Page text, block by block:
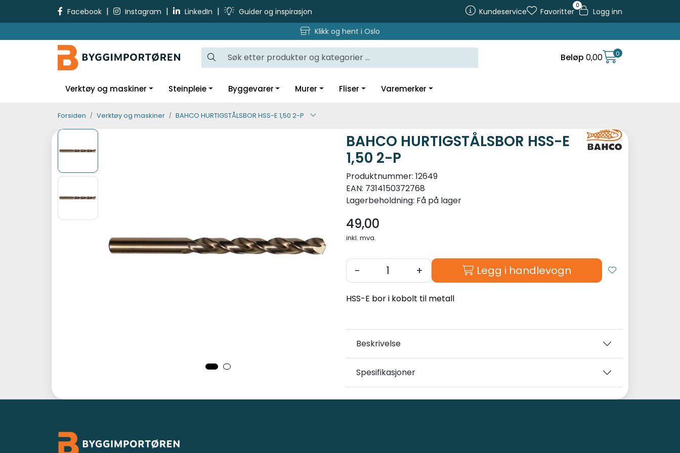
Skip to main content
Facebook | Instagram | LinkedIn | Guider og inspirasjon Kundeservice
0
Favoritter
Logg inn
Klikk og hent i Oslo
Beløp 0,00 0
Verktøy og maskiner Steinpleie Byggevarer Murer Fliser Varemerker
Forsiden Verktøy og maskiner BAHCO HURTIGSTÅLSBOR HSS-E 1,50 2-P
BAHCO HURTIGSTÅLSBOR HSS-E
1,50 2-P
Produktnummer: 12649
EAN: 7314150372768
Lagerbeholdning: Få på lager
49,00
inkl. mva.
- + Legg i handlevogn
HSS-E bor i kobolt til metall
Beskrivelse
Spesifikasjoner